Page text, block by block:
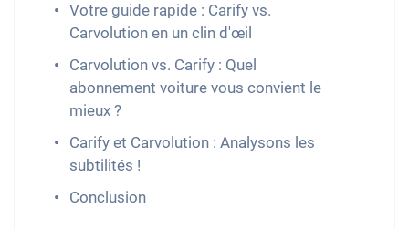
Votre guide rapide : Carify vs.
Carvolution en un clin d'œil
Carvolution vs. Carify : Quel
abonnement voiture vous convient le
mieux ?
Carify et Carvolution : Analysons les
subtilités !
Conclusion